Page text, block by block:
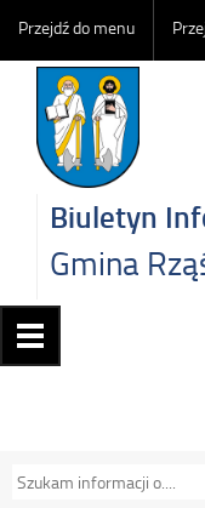
Przejdź do menu
Biuletyn
Gmina